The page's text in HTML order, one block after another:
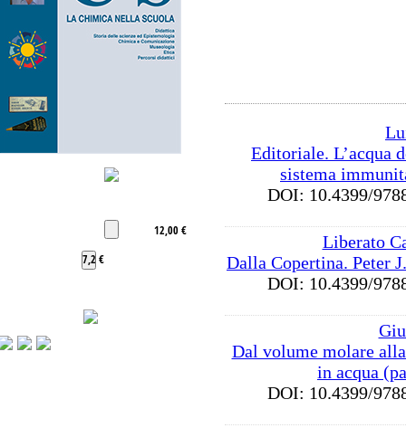
12,00 €
7,2 €
Editoriale. L’acqua
sistema
DOI: 10.4399/
Liberato
Dalla Copertina. Peter
DOI: 10.4399/
Dal volume molare
in acqua
DOI: 10.4399/